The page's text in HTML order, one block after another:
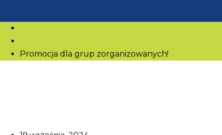
Promocja dla grup zorganizowanych!